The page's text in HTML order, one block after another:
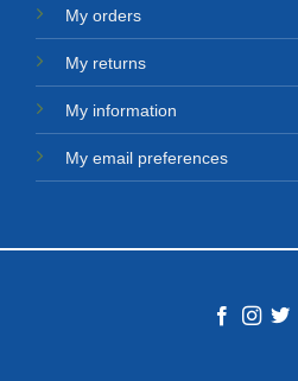
My orders
My returns
My information
My email preferences